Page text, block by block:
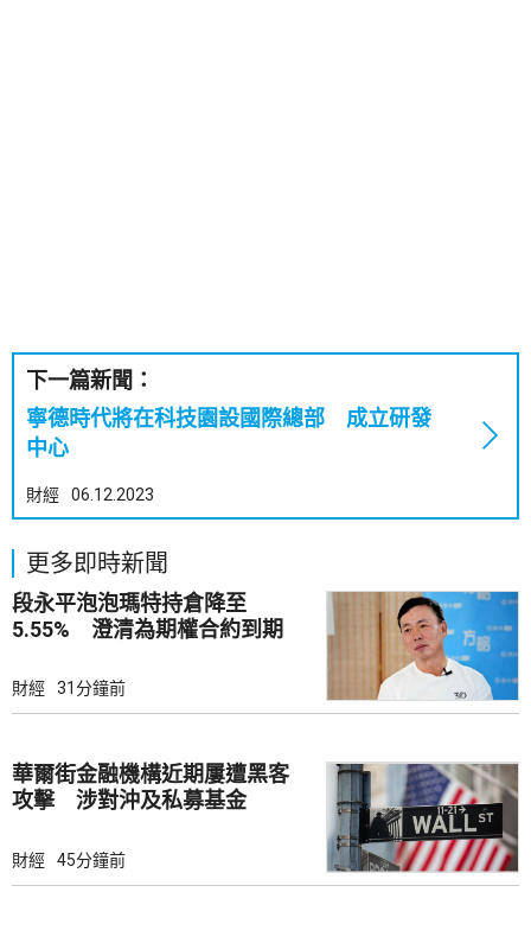
下一篇新聞：
寧德時代將在科技園設國際總部 成立研發
中心
財經 06.12.2023
更多即時新聞
段永平泡泡瑪特持倉降至
5.55% 澄清為期權合約到期
財經 31分鐘前
華爾街金融機構近期屢遭黑客
攻擊 涉對沖及私募基金
財經 45分鐘前